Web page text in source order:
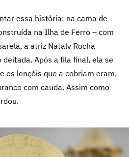
essa história: na cama de
na Ilha de Ferro – com
a atriz Nataly Rocha
Após a fila final, ela se
os lençóis que a cobriam eram,
com cauda. Assim como